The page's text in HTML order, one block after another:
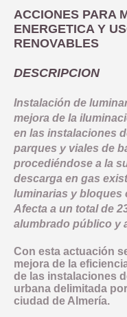
LINEA 7:
COMISIÓN
CANAL DE DENUNCIAS
ACCIONES PARA
ENERGETICA Y
RENOVABLES
DESCRIPCION
Instalación de
mejora de la
en las instalaciones
parques y viales de
procediéndose a la
descarga en gas
luminarias y bloques
Afecta a un total de
alumbrado público y
Con esta actuación
mejora de la
de las instalaciones
urbana delimitada
ciudad de Almería.